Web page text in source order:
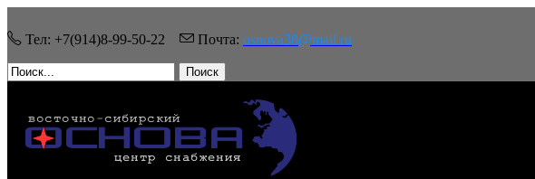
Тел: +7(914)8-99-50-22 Почта: osnova38@mail.ru
Поиск